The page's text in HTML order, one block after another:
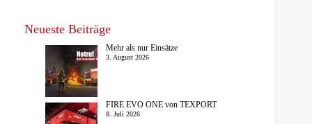
Neueste Beiträge
Mehr als nur Einsätze
3. August 2026
FIRE EVO ONE von TEXPORT
8. Juli 2026